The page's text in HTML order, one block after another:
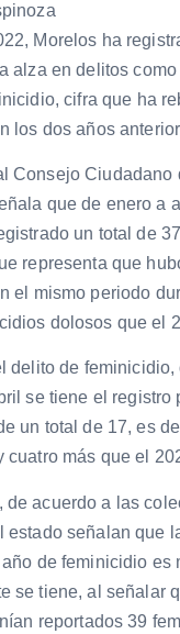
Morelos ha
alza en delitos
cifra que ha
los dos años
Consejo Ciudadano
que de enero a
un total de
representa que
el mismo periodo
dolosos que el
delito de feminicidio,
se tiene el registro
un total de 17, es
cuatro más que el
de acuerdo a las
estado señalan que
de feminicidio es
se tiene, al señalar
reportados 39